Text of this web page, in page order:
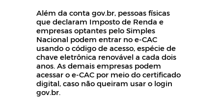
Além da conta gov.br, pessoas físicas
que declaram Imposto de Renda e
empresas optantes pelo Simples
Nacional podem entrar no e-CAC
usando o código de acesso, espécie de
chave eletrônica renovável a cada dois
anos. As demais empresas podem
acessar o e-CAC por meio do certificado
digital, caso não queiram usar o login
gov.br.